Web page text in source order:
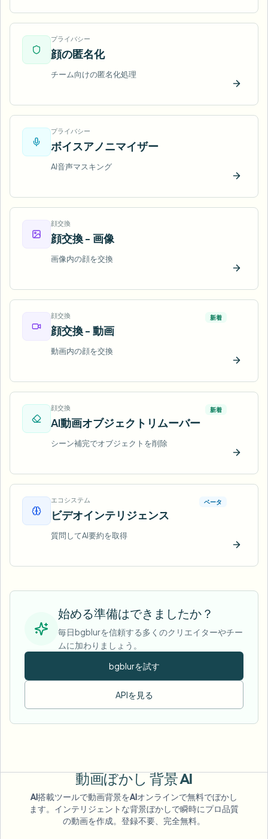
プライバシー
顔の匿名化
チーム向けの匿名化処理
今すぐ
プライバシー
ボイスアノニマイザー
AI音声マスキング
今すぐ
顔交換
顔交換 - 画像
画像内の顔を交換
今すぐ
顔交換
顔交換 - 動画
新着
動画内の顔を交換
今すぐ
顔交換
AI動画オブジェクトリムーバー
新着
シーン補完でオブジェクトを削除
今すぐ
エコシステム
ビデオインテリジェンス
ベータ
質問してAI要約を取得
今すぐ
始める準備はできましたか？
毎日bgblurを信頼する多くのクリエイターやチー
ムに加わりましょう。
bgblurを試す
APIを見る
動画ぼかし 背景 AI
AI搭載ツールで動画背景をAIオンラインで無料でぼかし
ます。インテリジェントな背景ぼかしで瞬時にプロ品質
の動画を作成。登録不要、完全無料。